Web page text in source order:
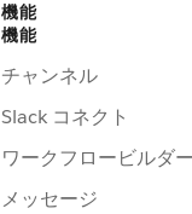
機能
機能
チャンネル
Slack コネクト
ワークフロービルダ
メッセージ